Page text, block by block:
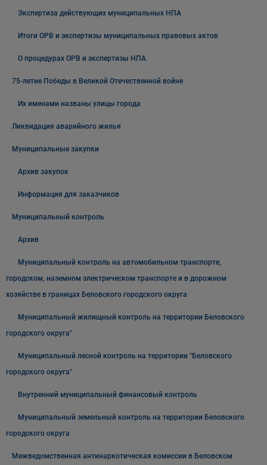
Экспертиза действующих муниципальных НПА
Итоги ОРВ и экспертизы муниципальных правовых актов
О процедурах ОРВ и экспертизы НПА
75-летие Победы в Великой Отечественной войне
Их именами названы улицы города
Ликвидация аварийного жилья
Муниципальные закупки
Архив закупок
Информация для заказчиков
Муниципальный контроль
Архив
Муниципальный контроль на автомобильном транспорте,
городском, наземном электрическом транспорте и в дорожном
хозяйстве в границах Беловского городского округа
Муниципальный жилищный контроль на территории Беловского
городского округа"
Муниципальный лесной контроль на территории "Беловского
городского округа"
Внутренний муниципальный финансовый контроль
Муниципальный земельный контроль на территории Беловского
городского округа
Межведомственная антинаркотическая комиссии в Беловском